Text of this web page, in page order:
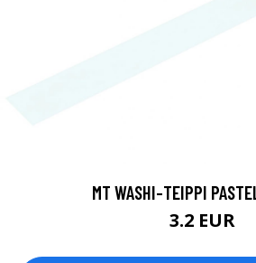
MT WASHI-TEIPPI
3.2 EUR